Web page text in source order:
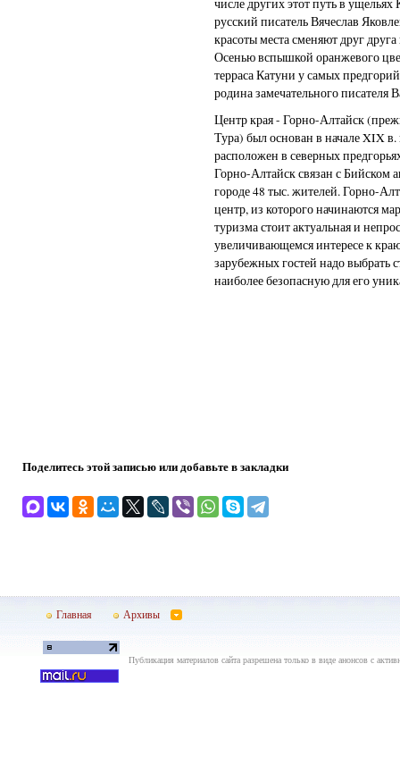
числе других этот путь в
русский писатель Вячеслав
красоты места сменяют друг
Осенью вспышкой оранжевого
терраса Катуни у самых
родина замечательного
Центр края - Горно-Алтайск
Тура) был основан в начале XIX
расположен в северных
Горно-Алтайск связан с
городе 48 тыс. жителей. Горно-
центр, из которого начинаются
туризма стоит актуальная и
увеличивающемся интересе к
зарубежных гостей надо выбрать
наиболее безопасную для его
Поделитесь этой записью или добавьте в закладки
Главная Архивы
Публикация материалов сайта разрешена только в виде анонсов с